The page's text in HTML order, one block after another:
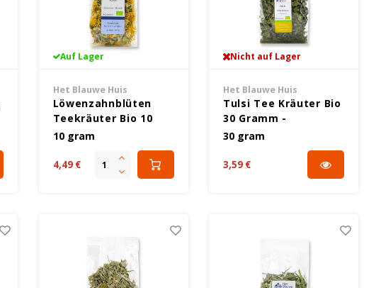
Auf Lager
Het Blauwe Huis
Löwenzahnblüten
Teekräuter Bio 10
Gramm - Glutenfrei
10 gram
4,49 €
Nicht auf Lager
Het Blauwe Huis
Tulsi Tee Kräuter Bio
30 Gramm -
Glutenfrei
30 gram
3,59 €